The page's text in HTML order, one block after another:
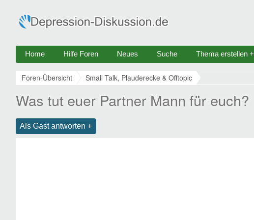
Home Hilfe Foren Neues Suche Thema erstellen +
Foren-Übersicht Small Talk, Plauderecke & Offtopic
Was tut euer Partner Mann für euch?
Als Gast antworten +